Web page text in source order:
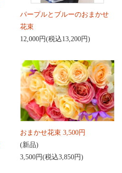
パープルとブルーのおまかせ
花束
12,000円(税込13,200円)
おまかせ花束 3,500円
(新品)
3,500円(税込3,850円)